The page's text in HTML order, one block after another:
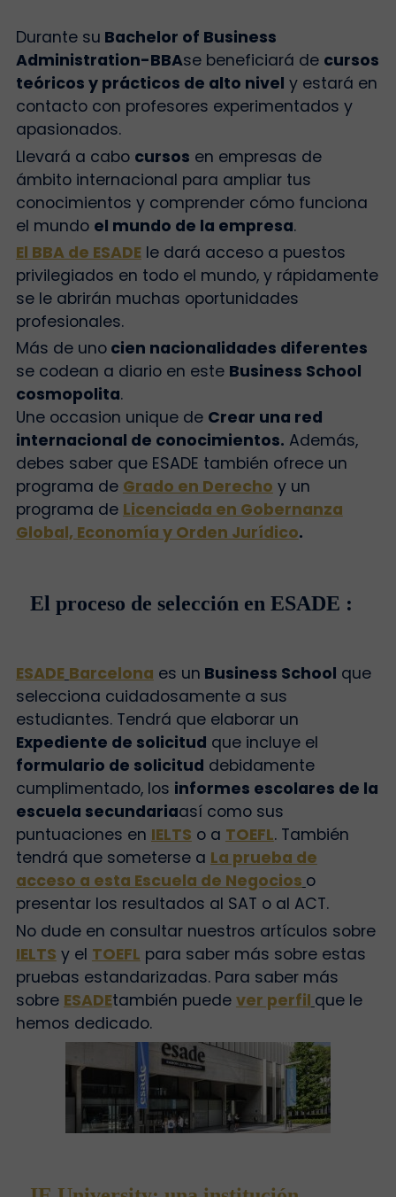
Durante su Bachelor of Business
Administration-BBAse beneficiará de cursos
teóricos y prácticos de alto nivel y estará en
contacto con profesores experimentados y
apasionados.
Llevará a cabo cursos en empresas de
ámbito internacional para ampliar tus
conocimientos y comprender cómo funciona
el mundo el mundo de la empresa.
El BBA de ESADEle dará acceso a puestos
privilegiados en todo el mundo, y rápidamente
se le abrirán muchas oportunidades
profesionales.
Más de unocien nacionalidades diferentes
se codean a diario en este Business School
cosmopolita.
Une occasion unique de Crear una red
internacional de conocimientos. Además,
debes saber que ESADE también ofrece un
programa de Grado en Derecho y un
programa de Licenciada en Gobernanza
Global, Economía y Orden Jurídico.
El proceso de selección en ESADE :
ESADE Barcelona es un Business School que
selecciona cuidadosamente a sus
estudiantes. Tendrá que elaborar un
Expediente de solicitud que incluye el
formulario de solicitud debidamente
cumplimentado, los informes escolares de la
escuela secundariaasí como sus
puntuaciones en IELTS o a TOEFL. También
tendrá que someterse a La prueba de
acceso a esta Escuela de Negocios o
presentar los resultados al SAT o al ACT.
No dude en consultar nuestros artículos sobre
IELTS y el TOEFL para saber más sobre estas
pruebas estandarizadas.Para saber más
sobre ESADEtambién puede ver perfil que le
hemos dedicado.